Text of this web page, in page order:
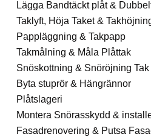
Lägga Bandtäckt plåt &
Taklyft, Höja Taket &
Pappläggning & Takpapp
Takmålning & Måla Plåttak
Snöskottning & Snöröjning Tak
Byta stuprör & Hängrännor
Plåtslageri
Montera Snörasskydd &
Fasadrenovering & Putsa